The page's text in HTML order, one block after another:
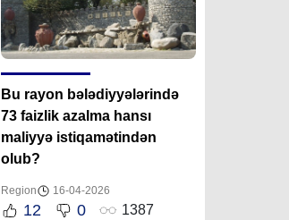
Bu rayon bələdiyyələrində
73 faizlik azalma hansı
maliyyə istiqamətindən
olub?
Region 16-04-2026
12 0 1387